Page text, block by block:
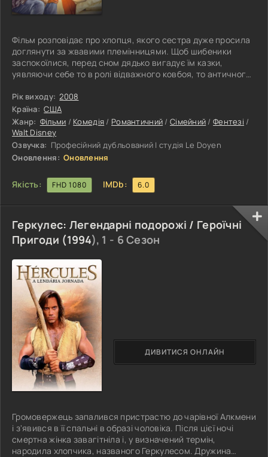
Фільм розповідає про хлопця, якого сестра дуже просила
доглянути за жвавими племінницями. Щоб шибеники
заспокоїлися, перед сном дядько вигадує їм казки,
уявляючи себе то в ролі відважного ковбоя, то античного
дядька ближче до вечора, щоб послухати чергову історію,
вигадану ним. Але невдовзі головний герой починає
розуміти, що те, що наговорить малечі ввечері,
наступного дня, у дещо адаптованому до сучасних умов
вигляді, трапляється з
Рік виходу: 2008
Країна: США
Жанр: Фільми / Комедія / Романтичний / Сімейний /Фентезі /
Walt Disney
Озвучка: Професійний дубльований | студія Le Doyen
Оновлення: Оновлення
Якість: FHD 1080 IMDb: 6.0
Геркулес: Легендарні подорожі / Героїчні
Пригоди (1994), 1 - 6 Сезон
Громовержець запалився пристрастю до чарівної Алкмени
і з'явився в її спальні в образі чоловіка. Після цієї ночі
смертна жінка завагітніла і, у визначений термін,
народила хлопчика, названого Геркулесом. Дружина
ДИВИТИСЯ ОНЛАЙН